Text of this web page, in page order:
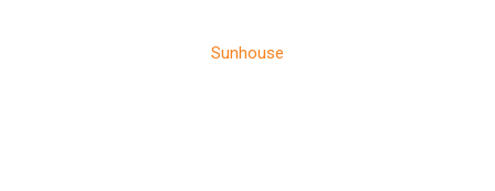
Sunhouse